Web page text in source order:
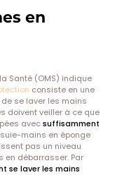
en
Santé (OMS) indique
consiste en une
se laver les mains
doivent veiller à ce que
avecsuffisamment
mains en éponge
pas un niveau
en débarrasser. Par
se laver les mains